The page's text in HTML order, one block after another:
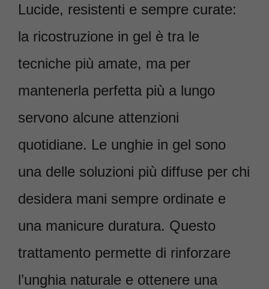
Lucide, resistenti e sempre curate:
la ricostruzione in gel è tra le
tecniche più amate, ma per
mantenerla perfetta più a lungo
servono alcune attenzioni
quotidiane. Le unghie in gel sono
una delle soluzioni più diffuse per chi
desidera mani sempre ordinate e
una manicure duratura. Questo
trattamento permette di rinforzare
l’unghia naturale e ottenere una